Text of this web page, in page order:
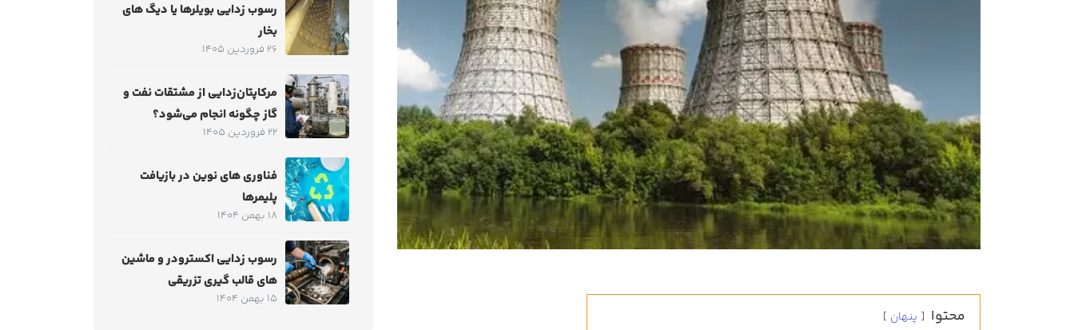
محتوا پنهان
رسوب زدایی بویلرها یا دیگ های
بخار
26 فروردین 1405
مرکاپتان‌زدایی از مشتقات نفت و
گاز چگونه انجام می‌شود؟
22 فروردین 1405
فناوری های نوین در بازیافت
پلیمرها
18 بهمن 1404
رسوب زدایی اکسترودر و ماشین
های قالب گیری تزریقی
15 بهمن 1404